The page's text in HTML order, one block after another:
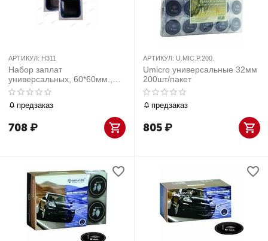
АРТИКУЛ: H311
Набор заплат
универсальных, 60*60мм.,
50шт
предзаказ
708₽
АРТИКУЛ: U.MIC.P.200.
Umicro универсальные 32мм
200шт/пакет
предзаказ
805₽